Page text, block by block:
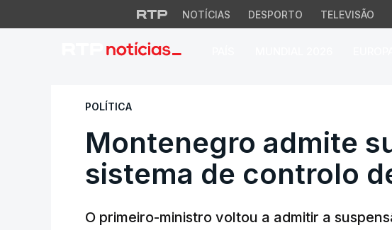
NOTÍCIAS DESPORTO TELEVISÃO
Montenegro admite
POLÍTICA
Montenegro admite
sistema de controlo
O primeiro-ministro voltou a admitir a